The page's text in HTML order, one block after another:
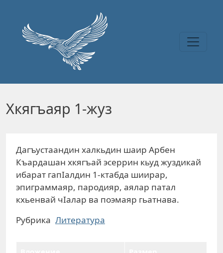
Хкягъаяр 1-жуз
Дагъустаандин халкьдин шаир Арбен
Къардашан хкягъай эсеррин кьуд жуздикай
ибарат гапIалдин 1-ктабда шиирар,
эпиграммаяр, пародияр, аялар патал
кхьенвай чIалар ва поэмаяр гьатнава.
Рубрика Литература